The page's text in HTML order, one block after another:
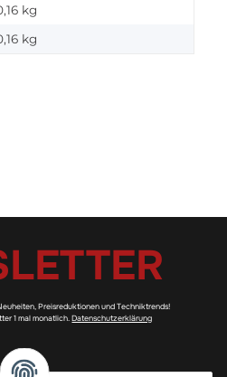
kg
kg
Preisreduktionen und Techniktrends!
1 mal monatlich.Datenschutzerklärung